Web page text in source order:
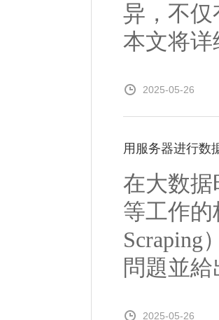
异，不
本文将详
2025-05-26
用服务器进行数
在大数
等工作的
Scraping
問題並
2025-05-26